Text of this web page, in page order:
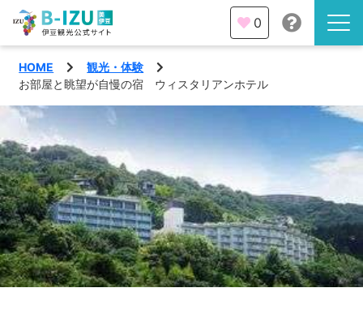
伊豆半島を知る
伊豆のみどころ
みる
あそぶ
あじわう
観光・体験
イベント
エリア
0
HOME
観光・体験
お部屋と眺望が自慢の宿 ウィスタリアンホテル